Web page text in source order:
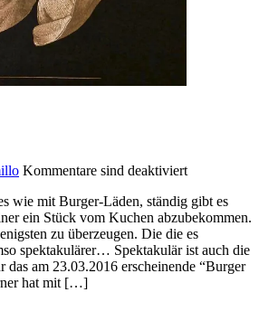
Kommentare sind deaktiviert
wie mit Burger-Läden, ständig gibt es
ein Stück vom Kuchen abzubekommen.
zu überzeugen. Die die es
spektakulärer… Spektakulär ist auch die
das am 23.03.2016 erscheinende “Burger
hat mit […]